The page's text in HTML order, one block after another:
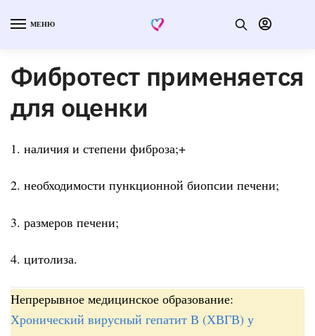
МЕНЮ
Фибротест применяется
для оценки
1. наличия и степени фиброза;+
2. необходимости пункционной биопсии печени;
3. размеров печени;
4. цитолиза.
Непрерывное медицинское образование:
Хронический вирусный гепатит В (ХВГВ) у